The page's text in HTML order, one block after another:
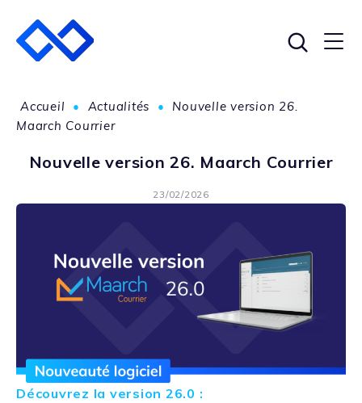
Accueil • Actualités •
Nouvelle version 26.
Maarch Courrier
Nouvelle version 26. Maarch Courrier
23/02/2026
Découvrez la version 26.0 :